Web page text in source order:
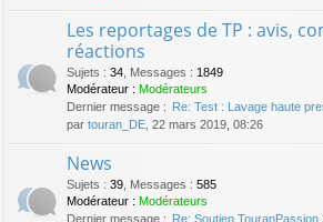
Les reportages de TP : avis,
réactions
Sujets : 34 Messages : 1849
Modérateur : Modérateurs
Dernier message :
Re: Test : Lavage haute
par touran_DE , 22 mars 2019, 08:26
News
Sujets : 39 Messages : 585
Modérateur : Modérateurs
Dernier message :
Re: Soutien TouranPassion